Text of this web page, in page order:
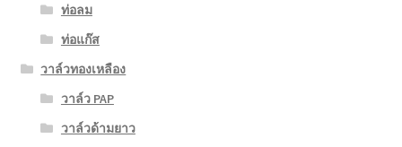
ท่อลม
ท่อแก๊ส
วาล์วทองเหลือง
วาล์ว PAP
วาล์วด้ามยาว